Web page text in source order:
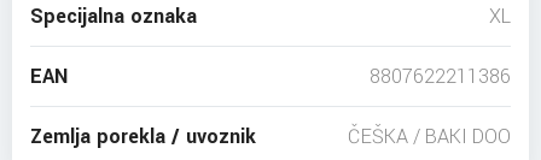
Specijalna oznaka XL
EAN 8807622211386
Zemlja porekla / uvoznik ČEŠKA / BAKI DOO